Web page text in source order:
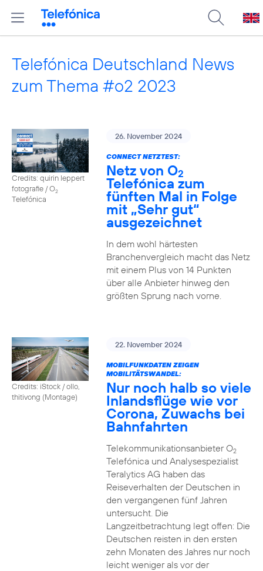
Telefónica Deutschland News
zum Thema #o2 2023
Credits: quirin leppert
fotografie / O2
Telefónica
26. November 2024
CONNECT NETZTEST:
Netz von O2
Telefónica zum
fünften Mal in Folge
mit „Sehr gut“
ausgezeichnet
In dem wohl härtesten
Branchenvergleich macht das Netz
mit einem Plus von 14 Punkten
über alle Anbieter hinweg den
größten Sprung nach vorne.
Credits: iStock / ollo,
thitivong (Montage)
22. November 2024
MOBILFUNKDATEN ZEIGEN
MOBILITÄTSWANDEL:
Nur noch halb so viele
Inlandsflüge wie vor
Corona, Zuwachs bei
Bahnfahrten
Telekommunikationsanbieter O2
Telefónica und Analysespezialist
Teralytics AG haben das
Reiseverhalten der Deutschen in
den vergangenen fünf Jahren
untersucht. Die
Langzeitbetrachtung legt offen: Die
Deutschen reisten in den ersten
zehn Monaten des Jahres nur noch
leicht weniger als vor der